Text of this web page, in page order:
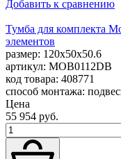
Добавить к сравнению
Тумба для комплекта
элементов
размер: 120x50x50.6
артикул: MOB0112DB
код товара: 408771
способ монтажа:
Цена
55 954 руб.